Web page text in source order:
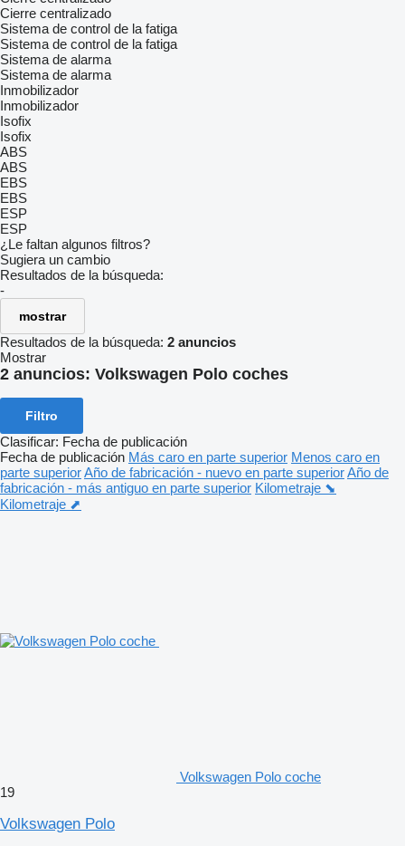
Cierre centralizado
Sistema de control de la fatiga
Sistema de control de la fatiga
Sistema de alarma
Sistema de alarma
Inmobilizador
Inmobilizador
Isofix
Isofix
ABS
ABS
EBS
EBS
ESP
ESP
¿Le faltan algunos filtros?
Sugiera un cambio
Resultados de la búsqueda:
-
mostrar
Resultados de la búsqueda: 2 anuncios
Mostrar
2 anuncios: Volkswagen Polo coches
Filtro
Clasificar: Fecha de publicación
Fecha de publicación Más caro en parte superior Menos caro en
parte superiorAño de fabricación - nuevo en parte superiorAño de
fabricación - más antiguo en parte superior Kilometraje ⬊
Kilometraje ⬈
Volkswagen Polo coche
19
Volkswagen Polo